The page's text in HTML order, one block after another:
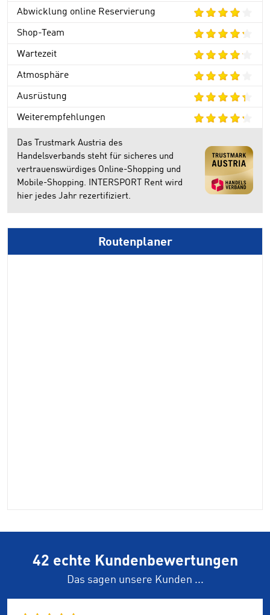
Abwicklung online Reservierung
Shop-Team
Wartezeit
Atmosphäre
Ausrüstung
Weiterempfehlungen
Das Trustmark Austria des
Handelsverbands steht für sicheres und
vertrauenswürdiges Online-Shopping und
Mobile-Shopping. INTERSPORT Rent wird
hier jedes Jahr rezertifiziert.
Routenplaner
42 echte Kundenbewertungen
Das sagen unsere Kunden ...